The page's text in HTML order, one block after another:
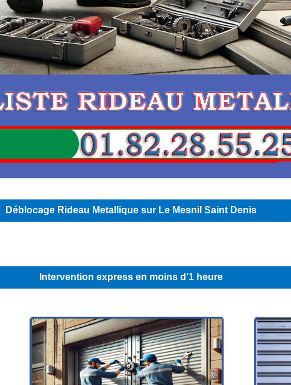
Déblocage Rideau Metallique sur Le Mesnil Saint Denis
Intervention express en moins d'1 heure